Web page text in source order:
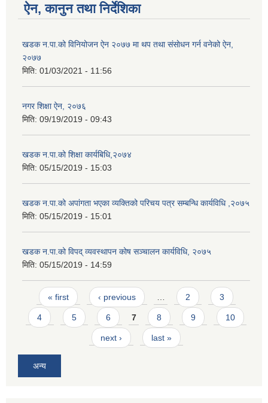
ऐन, कानुन तथा निर्देशिका
खडक न‍.पा.को विनियोजन ऐन २०७७ मा थप तथा संसाेधन गर्न वनेको ऐन,
२०७७
मिति: 01/03/2021 - 11:56
नगर शिक्षा ऐन, २०७६
मिति: 09/19/2019 - 09:43
खडक न.पा.को शिक्षा कार्यबिधि,२०७४
मिति: 05/15/2019 - 15:03
खडक न.पा.को अपांगता भएका व्यक्तिको परिचय पत्र सम्बन्धि कार्यविधि ,२०७५
मिति: 05/15/2019 - 15:01
खडक न.पा.को विपद् व्यवस्थापन कोष सञ्चालन कार्यविधि, २०७५
मिति: 05/15/2019 - 14:59
Pages
« first ‹ previous … 2 3
4 5 6 7 8 9 10
next › last »
अन्य